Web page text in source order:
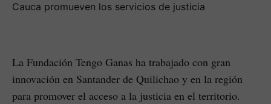
La Fundación Tengo Ganas ha trabajado con gran
innovación en Santander de Quilichao y en la región
para promover el acceso a la justicia en el territorio.